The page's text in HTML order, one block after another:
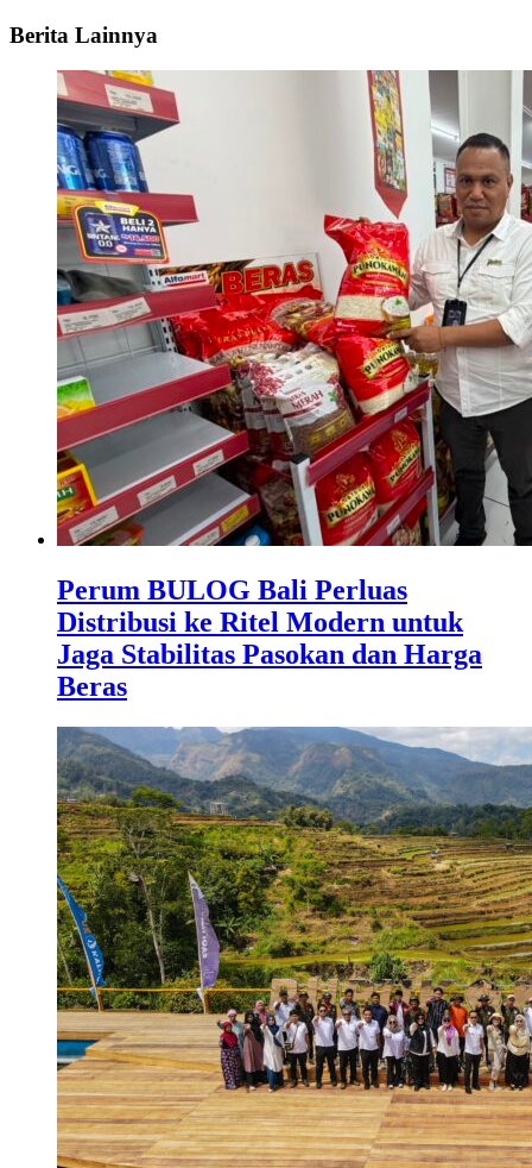
Berita Lainnya
Perum BULOG Bali Perluas
Distribusi ke Ritel Modern untuk
Jaga Stabilitas Pasokan dan Harga
Beras